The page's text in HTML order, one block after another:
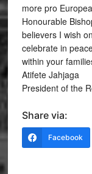
more pro
Honourable
believers I wish
celebrate in
within your
Atifete Jahjaga
President of the
Share via:
Facebook